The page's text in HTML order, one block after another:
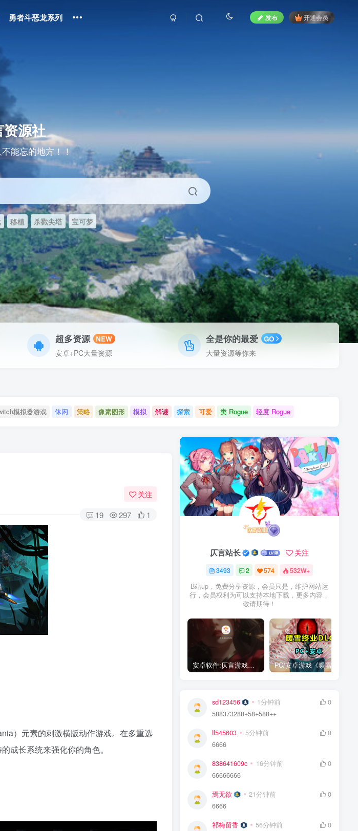
勇者斗恶龙系列 发布 开通会员
资源社
能忘的地方！！
移植 杀戮尖塔 宝可梦
超多资源 NEW
安卓+PC大量资源
全是你的最爱 GO
大量资源等你来
模拟器游戏 休闲 策略 像素图形 模拟 解谜 探索 可爱 类 Rogue 轻度 Rogue
关注
19 297 1
）元素的刺激横版动作游戏。在多重选
成长系统来强化你的角色。
仄言站长 关注
3493 2 574 532W+
B站up，免费分享资源，会员只是，维护网站运
行，会员权利为可以支持本地下载，更多内容，
敬请期待！
安卓软件:仄言游戏库4.0APP全新上架了！没有下的赶紧下载呀！
sd123456 1分钟前
0
588373288+58+588++
ll545603 5分钟前
0
6666
838641609c 16分钟前
0
66666666
焉无欲 21分钟前
0
6666
祁梅留香 56分钟前
0